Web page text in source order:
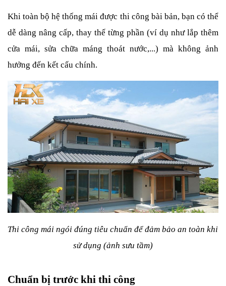
Khi toàn bộ hệ thống mái được thi công bài bản, bạn có thể
dễ dàng nâng cấp, thay thế từng phần (ví dụ như lắp thêm
cửa mái, sửa chữa máng thoát nước,...) mà không ảnh
hưởng đến kết cấu chính.
Thi công mái ngói đúng tiêu chuẩn để đảm bảo an toàn khi
sử dụng (ảnh sưu tầm)
Chuẩn bị trước khi thi công